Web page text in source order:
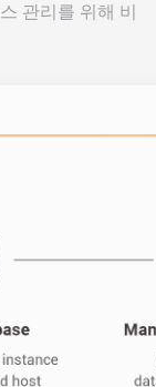
관리를 위해 비